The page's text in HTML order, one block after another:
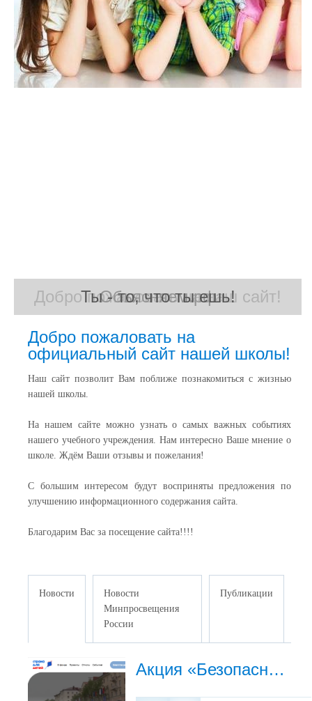
Добро пожаловать на наш сайт!
Объясняем.рф
Ты - то, что ты ешь!
Добро пожаловать на
официальный сайт нашей школы!
Наш сайт позволит Вам поближе познакомиться с жизнью
нашей школы.
На нашем сайте можно узнать о самых важных событиях
нашего учебного учреждения. Нам интересно Ваше мнение о
школе. Ждём Ваши отзывы и пожелания!
С большим интересом будут восприняты предложения по
улучшению информационного содержания сайта.
Благодарим Вас за посещение сайта!!!!
Новости
Новости
Минпросвещения
России
Публикации
Акция «Безопасность детства»